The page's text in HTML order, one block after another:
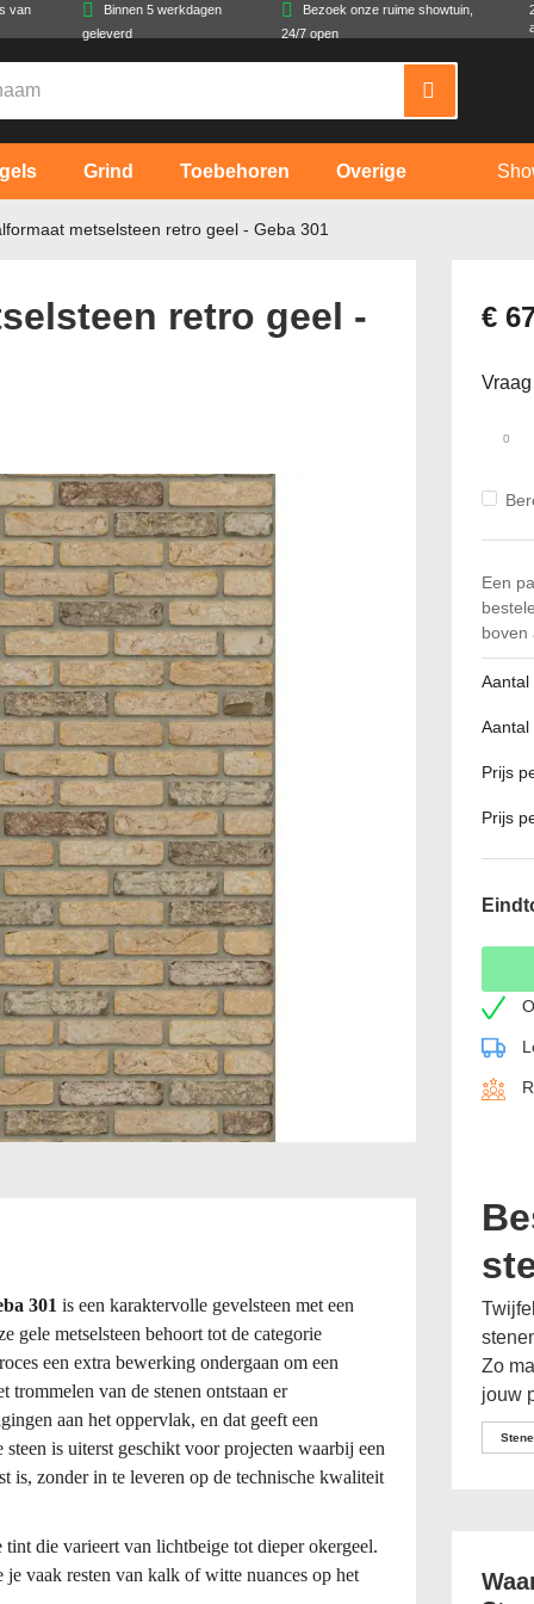
van
Binnen 5 werkdagen
geleverd
Bezoek onze ruime showtuin,
24/7 open
Grind Toebehoren Overige
metselsteen retro geel - Geba 301
retro geel -
€
Een
boven
Aantal
Aantal
Prijs
Prijs
301 is een karaktervolle gevelsteen met een
gele metselsteen behoort tot de categorie
een extra bewerking ondergaan om een
van de stenen ontstaan er
aan het oppervlak, en dat geeft een
is uiterst geschikt voor projecten waarbij een
is, zonder in te leveren op de technische kwaliteit
tint die varieert van lichtbeige tot dieper okergeel.
je vaak resten van kalk of witte nuances op het
Zo
jouw